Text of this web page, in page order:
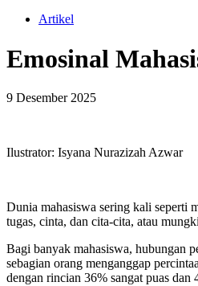
Artikel
Emosinal
9 Desember 2025
Ilustrator: Isyana Nurazizah Azwar
Dunia mahasiswa sering kali seperti
tugas, cinta, dan cita-cita, atau
Bagi banyak mahasiswa, hubungan
sebagian orang menganggap
dengan rincian 36% sangat puas dan